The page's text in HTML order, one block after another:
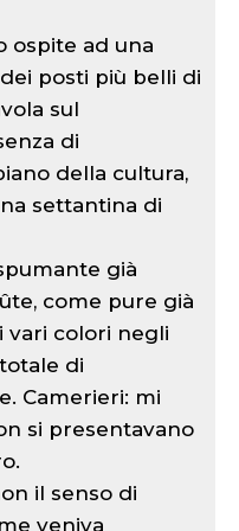
ospite ad una
posti più belli di
sul
di
della cultura,
settantina di
già
come pure già
vari colori negli
di
Camerieri: mi
si presentavano
il senso di
veniva